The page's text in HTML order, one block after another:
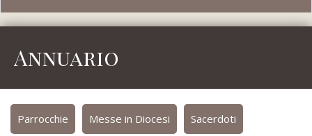
Annuario
Parrocchie Messe in Diocesi Sacerdoti